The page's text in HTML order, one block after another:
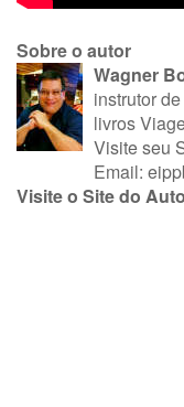
Sobre o autor
Wagner
instrutor
livros
Visite seu
Email:
Visite o Site do